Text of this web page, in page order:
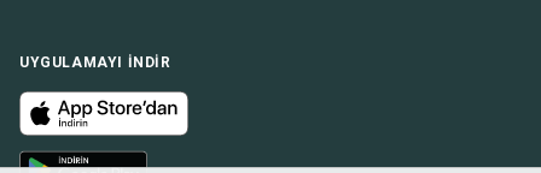
UYGULAMAYI INDIR